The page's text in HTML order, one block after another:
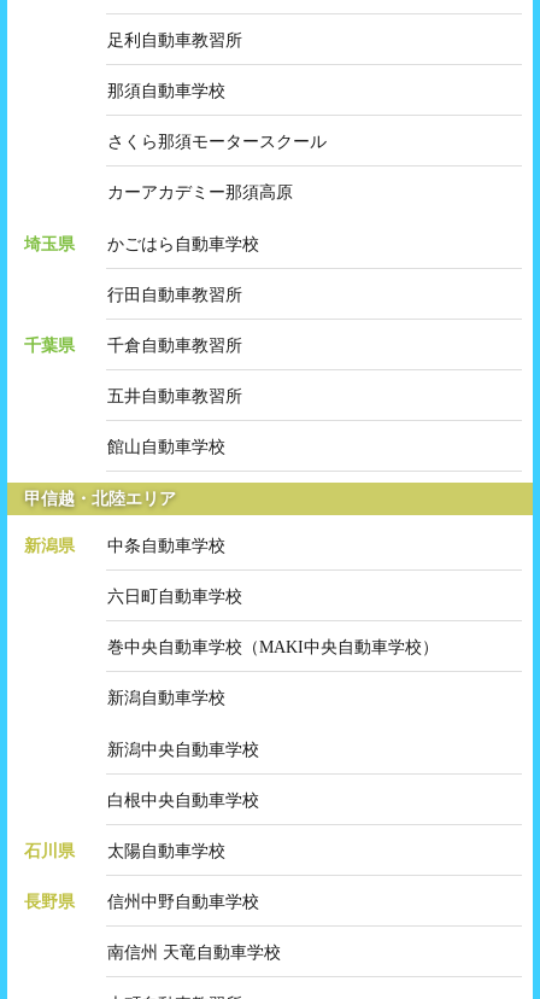
足利自動車教習所
那須自動車学校
さくら那須モータースクール
カーアカデミー那須高原
埼玉県 かごはら自動車学校
行田自動車教習所
千葉県 千倉自動車教習所
五井自動車教習所
館山自動車学校
甲信越・北陸エリア
新潟県 中条自動車学校
六日町自動車学校
巻中央自動車学校（MAKI中央自動車学校）
新潟自動車学校
新潟中央自動車学校
白根中央自動車学校
石川県 太陽自動車学校
長野県 信州中野自動車学校
南信州 天竜自動車学校